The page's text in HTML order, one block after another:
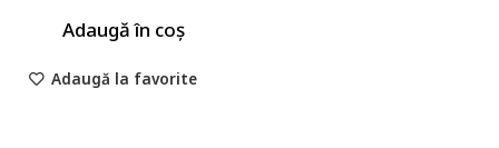
Adaugă în coș
Adaugă la favorite